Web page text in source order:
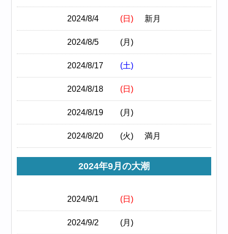
2024/8/4 (日) 新月
2024/8/5 (月)
2024/8/17 (土)
2024/8/18 (日)
2024/8/19 (月)
2024/8/20 (火) 満月
2024年9月の大潮
2024/9/1 (日)
2024/9/2 (月)